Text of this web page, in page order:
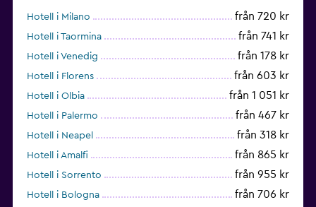
Hotell i Milano från 720 kr
Hotell i Taormina från 741 kr
Hotell i Venedig från 178 kr
Hotell i Florens från 603 kr
Hotell i Olbia från 1 051 kr
Hotell i Palermo från 467 kr
Hotell i Neapel från 318 kr
Hotell i Amalfi från 865 kr
Hotell i Sorrento från 955 kr
Hotell i Bologna från 706 kr